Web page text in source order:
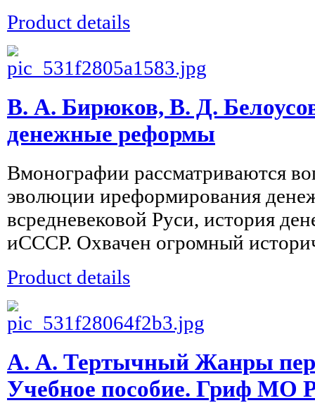
Product details
В. А. Бирюков, В. Д.
денежные реформы
Вмонографии рассматриваются
эволюции иреформирования
всредневековой Руси, история
иСССР. Охвачен огромный
Product details
А. А. Тертычный Жанры
Учебное пособие. Гриф МО